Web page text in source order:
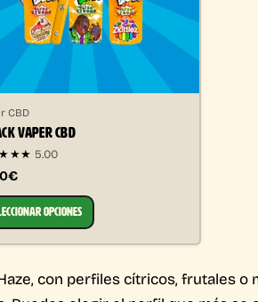
CBD
VAPER CBD
5.00
OPCIONES
con perfiles cítricos, frutales o